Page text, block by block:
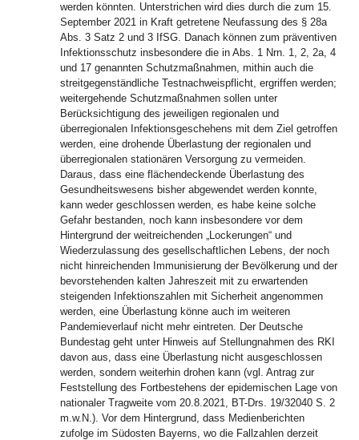
werden könnten. Unterstrichen wird dies durch die zum 15.
September 2021 in Kraft getretene Neufassung des § 28a
Abs. 3 Satz 2 und 3 IfSG. Danach können zum präventiven
Infektionsschutz insbesondere die in Abs. 1 Nrn. 1, 2, 2a, 4
und 17 genannten Schutzmaßnahmen, mithin auch die
streitgegenständliche Testnachweispflicht, ergriffen werden;
weitergehende Schutzmaßnahmen sollen unter
Berücksichtigung des jeweiligen regionalen und
überregionalen Infektionsgeschehens mit dem Ziel getroffen
werden, eine drohende Überlastung der regionalen und
überregionalen stationären Versorgung zu vermeiden.
Daraus, dass eine flächendeckende Überlastung des
Gesundheitswesens bisher abgewendet werden konnte,
kann weder geschlossen werden, es habe keine solche
Gefahr bestanden, noch kann insbesondere vor dem
Hintergrund der weitreichenden „Lockerungen“ und
Wiederzulassung des gesellschaftlichen Lebens, der noch
nicht hinreichenden Immunisierung der Bevölkerung und der
bevorstehenden kalten Jahreszeit mit zu erwartenden
steigenden Infektionszahlen mit Sicherheit angenommen
werden, eine Überlastung könne auch im weiteren
Pandemieverlauf nicht mehr eintreten. Der Deutsche
Bundestag geht unter Hinweis auf Stellungnahmen des RKI
davon aus, dass eine Überlastung nicht ausgeschlossen
werden, sondern weiterhin drohen kann (vgl. Antrag zur
Feststellung des Fortbestehens der epidemischen Lage von
nationaler Tragweite vom 20.8.2021, BT-Drs. 19/32040 S. 2
m.w.N.). Vor dem Hintergrund, dass Medienberichten
zufolge im Südosten Bayerns, wo die Fallzahlen derzeit